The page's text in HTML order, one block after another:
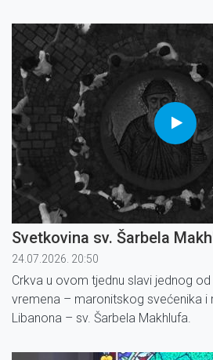
Svetkovina sv. Šarbela
24.07.2026. 20:50
Crkva u ovom tjednu slavi jednog
vremena – maronitskog svećenika i
Libanona – sv. Šarbela Makhlufa.